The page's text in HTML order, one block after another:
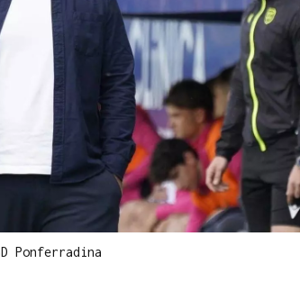
Ponferradina